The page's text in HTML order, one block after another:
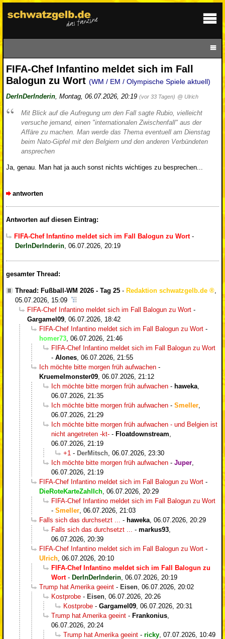
FIFA-Chef Infantino meldet sich im Fall
Balogun zu Wort (WM / EM / Olympische Spiele aktuell)
DerInDerInderin, Montag, 06.07.2026, 20:19 (vor 33 Tagen) @ Ulrich
Mit Blick auf die Aufregung um den Fall sagte Rubio, vielleicht
versuche jemand, einen "internationalen Zwischenfall" aus der
Affäre zu machen. Man werde das Thema eventuell am Dienstag
beim Nato-Gipfel mit den Belgiern und den anderen Verbündeten
ansprechen
Ja, genau. Man hat ja auch sonst nichts wichtiges zu besprechen...
antworten
Antworten auf diesen Eintrag:
FIFA-Chef Infantino meldet sich im Fall Balogun zu Wort-
DerInDerInderin, 06.07.2026, 20:19
gesamter Thread:
Thread: Fußball-WM 2026 - Tag 25 - Redaktion schwatzgelb.de
05.07.2026, 15:09
FIFA-Chef Infantino meldet sich im Fall Balogun zu Wort -
Gargamel09 06.07.2026, 18:42
FIFA-Chef Infantino meldet sich im Fall Balogun zu Wort -
homer73 06.07.2026, 21:46
FIFA-Chef Infantino meldet sich im Fall Balogun zu Wort
- Alones 06.07.2026, 21:55
Ich möchte bitte morgen früh aufwachen -
Kruemelmonster09 06.07.2026, 21:12
Ich möchte bitte morgen früh aufwachen - haweka
06.07.2026, 21:35
Ich möchte bitte morgen früh aufwachen - Smeller
06.07.2026, 21:29
Ich möchte bitte morgen früh aufwachen - und Belgien ist
nicht angetreten -kt- - Floatdownstream
06.07.2026, 21:19
+1 - DerMitsch 06.07.2026, 23:30
Ich möchte bitte morgen früh aufwachen - Juper
06.07.2026, 21:19
FIFA-Chef Infantino meldet sich im Fall Balogun zu Wort -
DieRoteKarteZahlIch 06.07.2026, 20:29
FIFA-Chef Infantino meldet sich im Fall Balogun zu Wort
- Smeller 06.07.2026, 21:03
Falls sich das durchsetzt ...
- haweka 06.07.2026, 20:29
Falls sich das durchsetzt ...
- markus93
06.07.2026, 20:39
FIFA-Chef Infantino meldet sich im Fall Balogun zu Wort -
Ulrich 06.07.2026, 20:10
FIFA-Chef Infantino meldet sich im Fall Balogun zu
Wort- DerInDerInderin 06.07.2026, 20:19
Trump hat Amerika geeint - Eisen 06.07.2026, 20:02
Kostprobe - Eisen 06.07.2026, 20:26
Kostprobe - Gargamel09 06.07.2026, 20:31
Trump hat Amerika geeint - Frankonius
06.07.2026, 20:24
Trump hat Amerika geeint - ricky 07.07.2026, 10:49